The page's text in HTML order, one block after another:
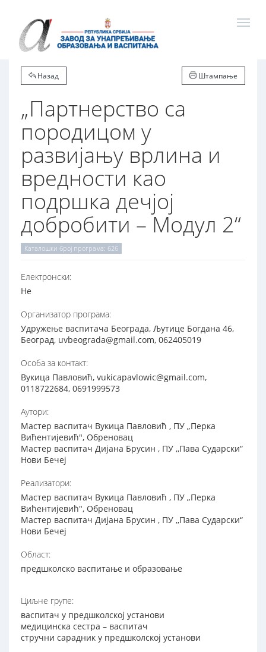
Назад Штампање
„Партнерство са
породицом у
развијању врлина и
вредности као
подршка дечјој
добробити – Модул 2“
Каталошки број програма: 626
Електронски:
Не
Организатор програма:
Удружење васпитача Београда, Љутице Богдана 46,
Београд, uvbeograda@gmail.com, 062405019
Особа за контакт:
Вукица Павловић, vukicapavlowic@gmail.com,
0118722684, 0691999573
Аутори:
Мастер васпитач Вукица Павловић , ПУ „Перка
Вићентијевић", Обреновац
Мастер васпитач Дијана Брусин , ПУ ,,Пава Сударски“
Нови Бечеј
Реализатори:
Мастер васпитач Вукица Павловић , ПУ „Перка
Вићентијевић", Обреновац
Мастер васпитач Дијана Брусин , ПУ ,,Пава Сударски“
Нови Бечеј
Област:
предшколско васпитање и образовање
Циљне групе:
васпитач у предшколској установи
медицинска сестра – васпитач
стручни сарадник у предшколској установи